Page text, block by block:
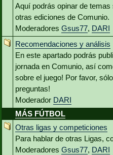
Aquí podrás opinar de
otras ediciones de Comunio.
Moderadores Gsus77, DARI
Recomendaciones y análisis
En este apartado podrás
jornada en Comunio, así
sobre el juego! Por favor,
preguntas!
Moderador DARI
MÁS FÚTBOL
Otras ligas y competiciones
Para hablar de otras Ligas,
Moderadores Gsus77, DARI